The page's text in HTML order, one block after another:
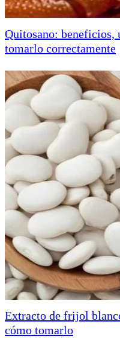
Quitosano: beneficios,
tomarlo correctamente
Extracto de frijol
cómo tomarlo